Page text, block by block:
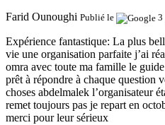
Farid Ounoughi Publié le 3
Expérience fantastique: La plus
vie une organisation parfaite j’ai
omra avec toute ma famille le
prêt à répondre à chaque question
choses abdelmalek l’organisateur
remet toujours pas je repart en
merci pour leur sérieux